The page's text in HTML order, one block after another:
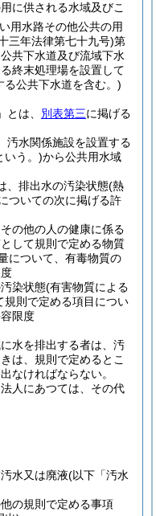
に供される水域及びこ
い用水路その他公共の用
三年法律第七十九号)第
共下水道及び流域下水
終末処理場を設置して
公共下水道を含む。)
は、 別表第三に掲げる
汚水関係施設を設置する
いう。)から公共用水域
、排出水の汚染状態(熱
ついての次に掲げる許
の他の人の健康に係る
して規則で定める物質
について、有毒物質の
染状態(有害物質による
規則で定める項目につい
限度
水を排出する者は、汚
は、規則で定めるとこ
なければならない。
人にあつては、その代
水又は廃液(以下「汚水
の規則で定める事項